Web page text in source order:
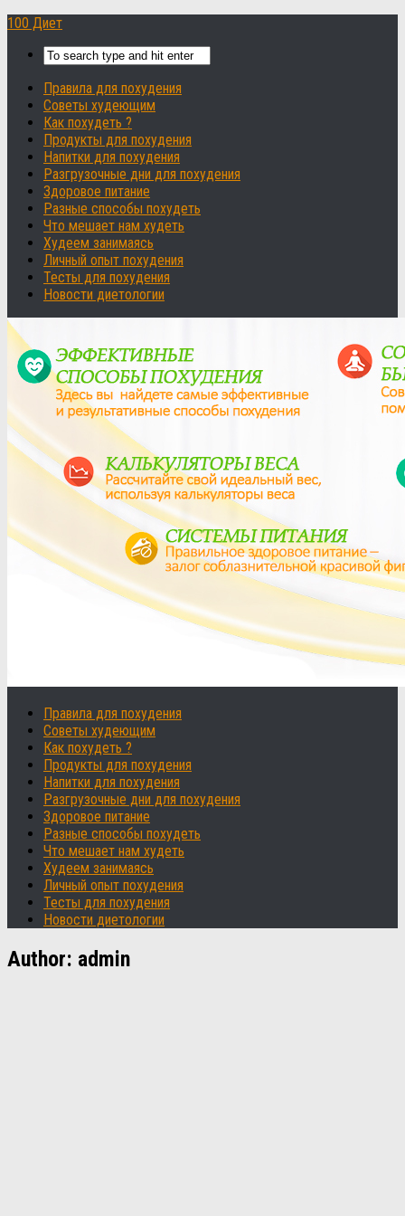
100 Диет
Правила для похудения
Советы худеющим
Как похудеть ?
Продукты для похудения
Напитки для похудения
Разгрузочные дни для похудения
Здоровое питание
Разные способы похудеть
Что мешает нам худеть
Худеем занимаясь
Личный опыт похудения
Тесты для похудения
Новости диетологии
Правила для похудения
Советы худеющим
Как похудеть ?
Продукты для похудения
Напитки для похудения
Разгрузочные дни для похудения
Здоровое питание
Разные способы похудеть
Что мешает нам худеть
Худеем занимаясь
Личный опыт похудения
Тесты для похудения
Новости диетологии
Author: admin